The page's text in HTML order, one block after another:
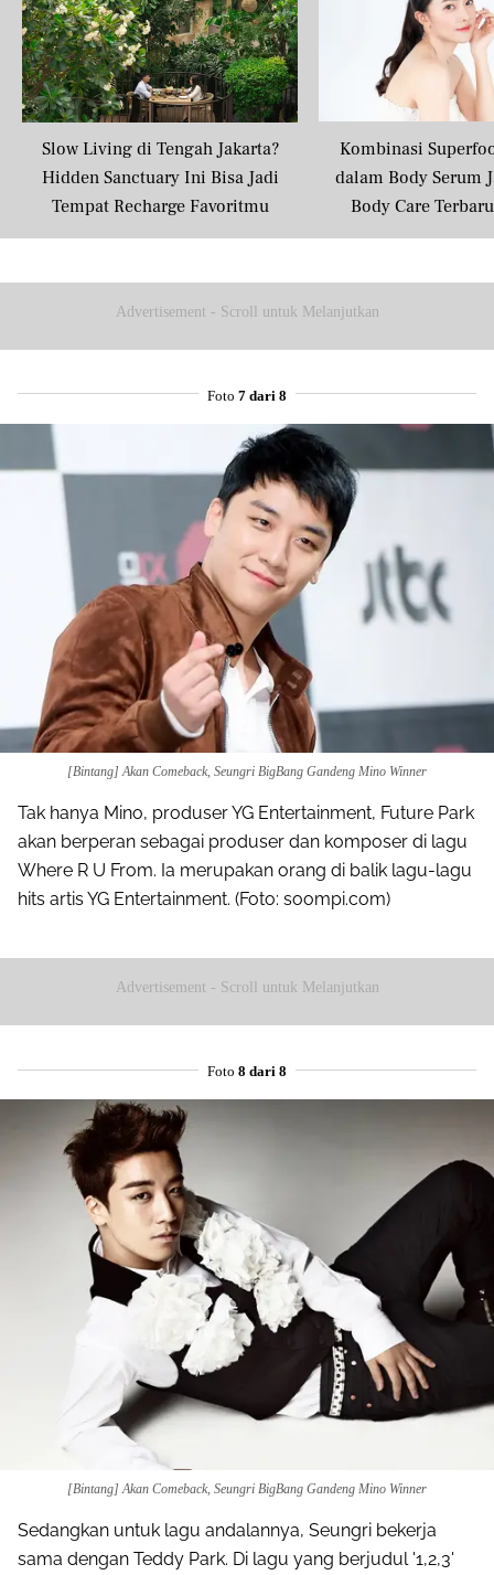
Slow Living di Tengah Jakarta?
Hidden Sanctuary Ini Bisa Jadi
Tempat Recharge Favoritmu
Kombinasi
dalam Body Serum
Body Care
Masyarakat
Advertisement - Scroll untuk Melanjutkan
Foto 7 dari 8
[Bintang] Akan Comeback, Seungri BigBang Gandeng Mino Winner
Tak hanya Mino, produser YG Entertainment, Future Park
akan berperan sebagai produser dan komposer di lagu
Where R U From. Ia merupakan orang di balik lagu-lagu
hits artis YG Entertainment. (Foto: soompi.com)
Advertisement - Scroll untuk Melanjutkan
Foto 8 dari 8
[Bintang] Akan Comeback, Seungri BigBang Gandeng Mino Winner
Sedangkan untuk lagu andalannya, Seungri bekerja
sama dengan Teddy Park. Di lagu yang berjudul '1,2,3'